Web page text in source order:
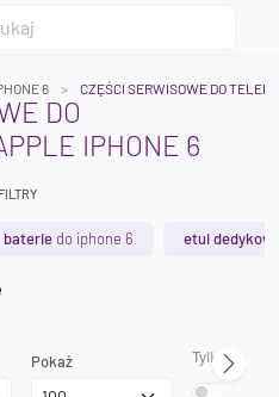
kontynuować.
6 CZĘŚCI SERWISOWE DO
DO
IPHONE 6
baterie do iphone 6 etui
Pokaż Tylko